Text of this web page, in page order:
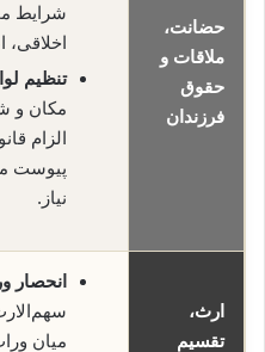
حضانت،
ملاقات و
حقوق
فرزندان
شرایط
اخلاقی،
تنظیم
مکان و
الزام
پیوست
نیاز.
ارث،
تقسیم
انحصار
میان